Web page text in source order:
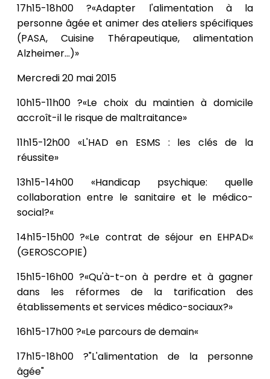
17h15-18h00 ?«Adapter l'alimentation à la
personne âgée et animer des ateliers spécifiques
(PASA, Cuisine Thérapeutique, alimentation
Alzheimer...)»
Mercredi 20 mai 2015
10h15-11h00 ?«Le choix du maintien à domicile
accroît-il le risque de maltraitance»
11h15-12h00 «L'HAD en ESMS : les clés de la
réussite»
13h15-14h00 «Handicap psychique: quelle
collaboration entre le sanitaire et le médico-
social?«
14h15-15h00 ?«Le contrat de séjour en EHPAD«
(GEROSCOPIE)
15h15-16h00 ?«Qu'à-t-on à perdre et à gagner
dans les réformes de la tarification des
établissements et services médico-sociaux?»
16h15-17h00 ?«Le parcours de demain«
17h15-18h00 ?"L'alimentation de la personne
âgée"